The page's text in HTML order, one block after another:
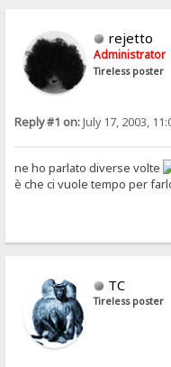
rejetto
Administrator
Tireless poster
Reply #1 on:July 17, 2003,
ne ho parlato diverse volte
è che ci vuole tempo per
TC
Tireless poster